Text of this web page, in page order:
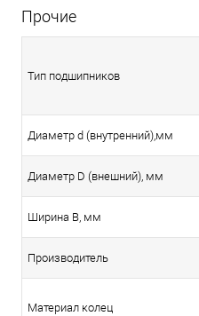
Прочие
Тип подшипников
Диаметр d (внутренний),мм
Диаметр D (внешний), мм
Ширина B, мм
Производитель
Материал колец